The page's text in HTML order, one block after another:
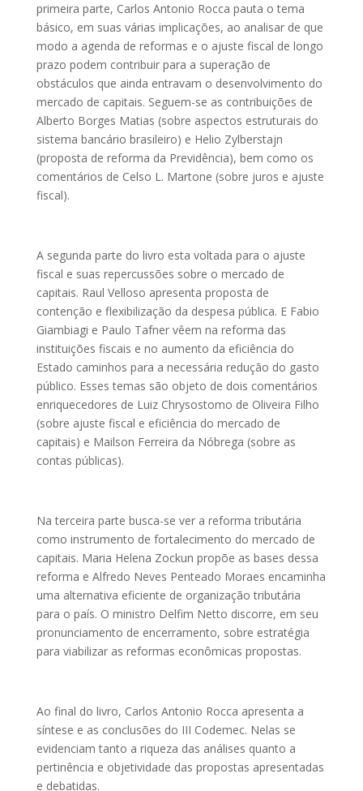
primeira parte, Carlos Antonio Rocca pauta o tema
básico, em suas várias implicações, ao analisar de que
modo a agenda de reformas e o ajuste fiscal de longo
prazo podem contribuir para a superação de
obstáculos que ainda entravam o desenvolvimento do
mercado de capitais. Seguem-se as contribuições de
Alberto Borges Matias (sobre aspectos estruturais do
sistema bancário brasileiro) e Helio Zylberstajn
(proposta de reforma da Previdência), bem como os
comentários de Celso L. Martone (sobre juros e ajuste
fiscal).
A segunda parte do livro esta voltada para o ajuste
fiscal e suas repercussões sobre o mercado de
capitais. Raul Velloso apresenta proposta de
contenção e flexibilização da despesa pública. E Fabio
Giambiagi e Paulo Tafner vêem na reforma das
instituições fiscais e no aumento da eficiência do
Estado caminhos para a necessária redução do gasto
público. Esses temas são objeto de dois comentários
enriquecedores de Luiz Chrysostomo de Oliveira Filho
(sobre ajuste fiscal e eficiência do mercado de
capitais) e Mailson Ferreira da Nóbrega (sobre as
contas públicas).
Na terceira parte busca-se ver a reforma tributária
como instrumento de fortalecimento do mercado de
capitais. Maria Helena Zockun propõe as bases dessa
reforma e Alfredo Neves Penteado Moraes encaminha
uma alternativa eficiente de organização tributária
para o país. O ministro Delfim Netto discorre, em seu
pronunciamento de encerramento, sobre estratégia
para viabilizar as reformas econômicas propostas.
Ao final do livro, Carlos Antonio Rocca apresenta a
síntese e as conclusões do III Codemec. Nelas se
evidenciam tanto a riqueza das análises quanto a
pertinência e objetividade das propostas apresentadas
e debatidas.